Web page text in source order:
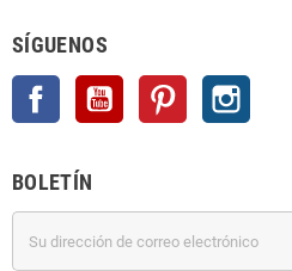
SÍGUENOS
Facebook YouTube Pinterest
BOLETÍN